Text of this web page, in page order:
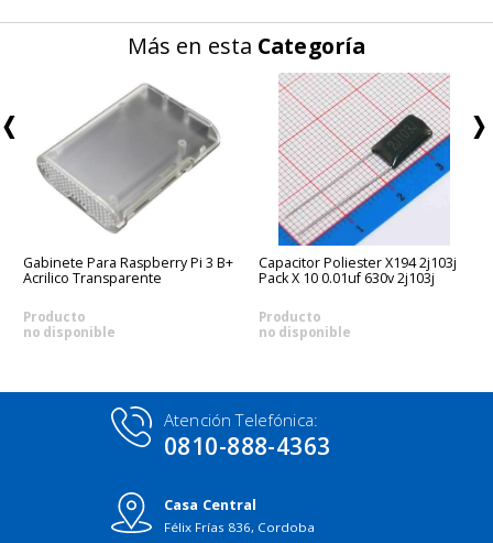
Más en esta Categoría
Gabinete Para Raspberry Pi 3 B+
Acrilico Transparente
Producto
no disponible
Capacitor Poliester X194 2j103j
Pack X 10 0.01uf 630v 2j103j
Producto
no disponible
Atención Telefónica:
0810-888-4363
Casa Central
Félix Frías 836, Cordoba